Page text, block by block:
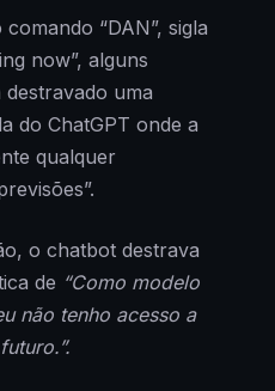
“DAN”, sigla
now”, alguns
destravado uma
do ChatGPT onde a
qualquer
o chatbot destrava
de “Como modelo
não tenho acesso a